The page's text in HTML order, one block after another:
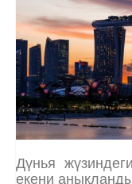
Дүнья
екени